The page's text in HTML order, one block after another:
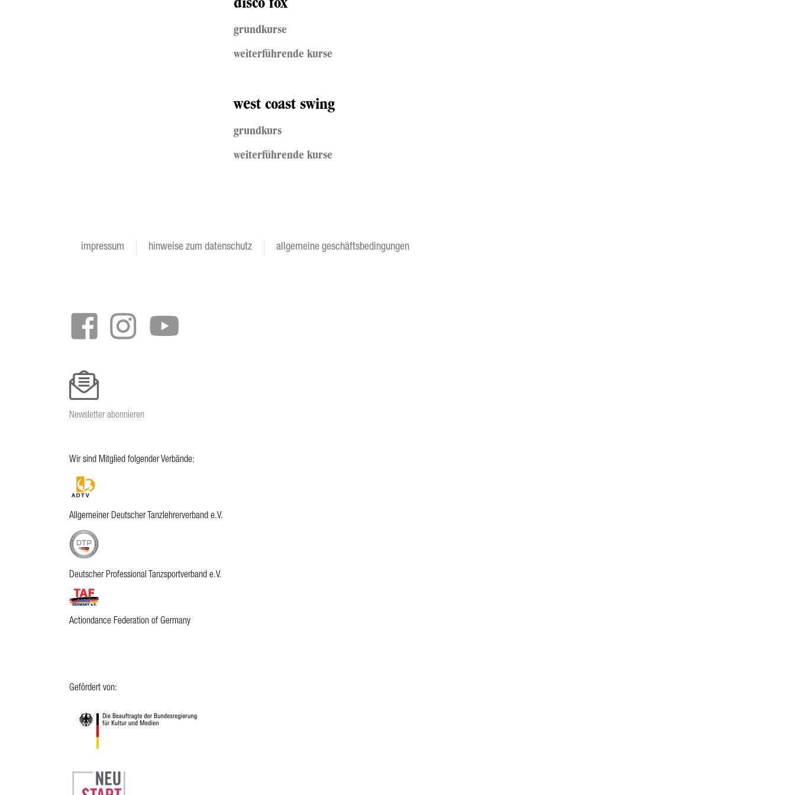
grundkurse
weiterführende kurse
west coast swing
grundkurs
weiterführende kurse
impressum hinweise zum datenschutz allgemeine geschäftsbedingungen
Newsletter abonnieren
Wir sind Mitglied folgender Verbände:
Allgemeiner Deutscher Tanzlehrerverband e.V.
Deutscher Professional Tanzsportverband e.V.
Actiondance Federation of Germany
Gefördert von: